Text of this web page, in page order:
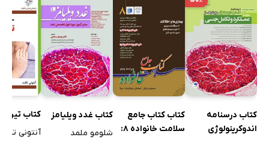
کتاب درسنامه
اندوکرینولوژی
کتاب کتاب جامع
سلامت خانواده 8:
کتاب غدد ویلیامز
شلومو ملمد
کتاب
آنتونی